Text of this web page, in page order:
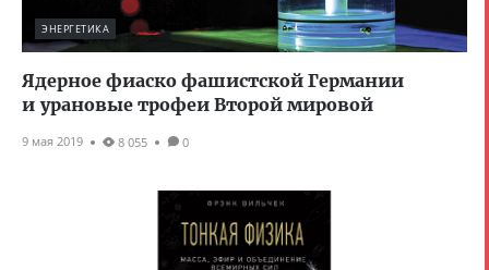
ЭНЕРГЕТИКА
Ядерное фиаско фашистской Германии
и урановые трофеи Второй мировой
9 мая 2019 8 055 0